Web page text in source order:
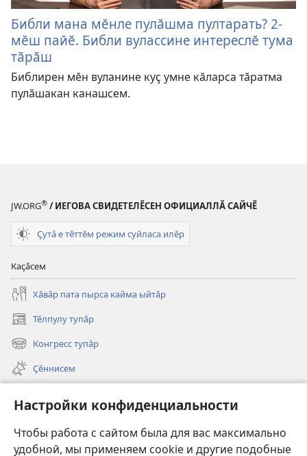
Настройки конфиденциальности
Чтобы работа с сайтом была для вас максимально
удобной, мы применяем cookie и другие подобные
Библи мана мӗнле пулӑшма пултарать? 2-
мӗш пайӗ. Библи вулассине интереслӗ тума
тӑрӑш
Библирен мӗн вуланине куҫ умне кӑларса тӑратма
пулӑшакан канашсем.
JW.ORG® / ИЕГОВА СВИДЕТЕЛӖСЕН ОФИЦИАЛЛӐ САЙЧӖ
Ҫутӑ е тӗттӗм режим суйласа илӗр
Каҫӑсем
Хӑвӑр пата пырса кайма ыйтӑр
Тӗлпулу тупӑр
(открывается
в
новом
окне)
Конгресс тупӑр
(открывается
новом
Ҫӗннисем
Видео с тифлокомментариями
Шырав